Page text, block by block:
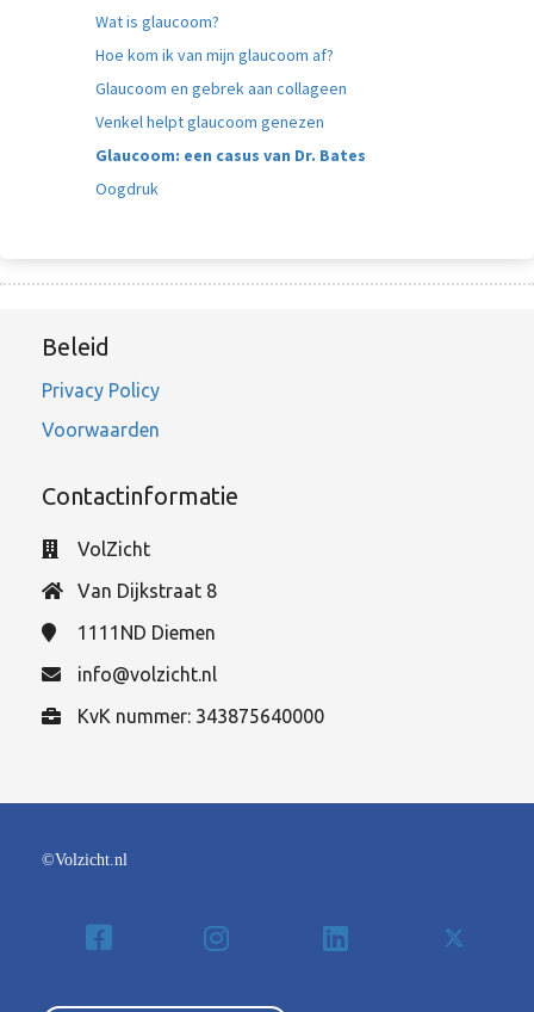
Wat is glaucoom?
Hoe kom ik van mijn glaucoom af?
Glaucoom en gebrek aan collageen
Venkel helpt glaucoom genezen
Glaucoom: een casus van Dr. Bates
Oogdruk
Beleid
Privacy Policy
Voorwaarden
Contactinformatie
VolZicht
Van Dijkstraat 8
1111ND Diemen
info@volzicht.nl
KvK nummer: 343875640000
©Volzicht.nl